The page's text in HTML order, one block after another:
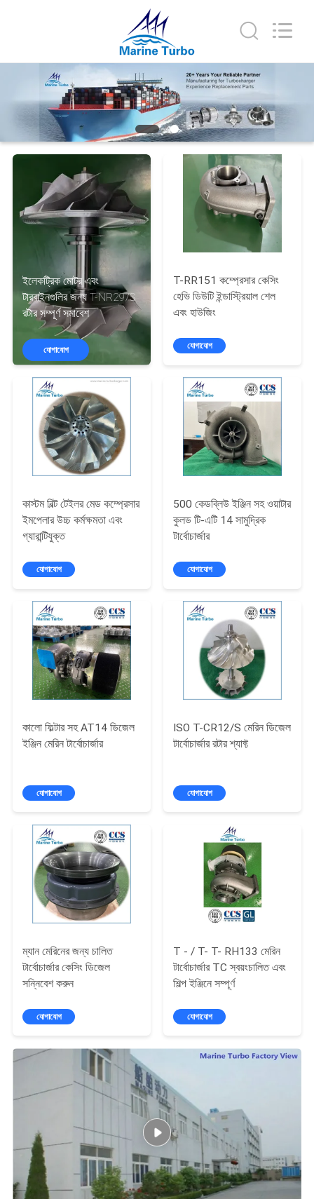
আমাদের
সম্পর্কে
ভ্রমণ
নিয়ন্ত্রণ
আমাদের
যোগাযোগ
উদ্ধৃতির
জন্য
আবেদন
PRIVACY
POLICY
ইলেকট্রিক মোটর এবং
টারবাইনগুলির জন্য T-NR29/S
রটার সম্পূর্ণ সমাবেশ
যোগাযোগ
T-RR151 কম্প্রেসার কেসিং
হেভি ডিউটি ​​ইন্ডাস্ট্রিয়াল শেল
এবং হাউজিং
যোগাযোগ
কাস্টম বিল্ট টেইলর মেড কম্প্রেসার
ইমপেলার উচ্চ কর্মক্ষমতা এবং
গ্যারান্টিযুক্ত
যোগাযোগ
500 কেডব্লিউ ইঞ্জিন সহ ওয়াটার
কুলড টি-এটি 14 সামুদ্রিক
টার্বোচার্জার
যোগাযোগ
কালো ফিল্টার সহ AT14 ডিজেল
ইঞ্জিন মেরিন টার্বোচার্জার
যোগাযোগ
ISO T-CR12/S মেরিন ডিজেল
টার্বোচার্জার রটার শ্যাফ্ট
যোগাযোগ
ম্যান মেরিনের জন্য চালিত
টার্বোচার্জার কেসিং ডিজেল
সন্নিবেশ করুন
যোগাযোগ
T - / T- T- RH133 মেরিন
টার্বোচার্জার TC স্বয়ংচালিত এবং
শিল্প ইঞ্জিনে সম্পূর্ণ
যোগাযোগ